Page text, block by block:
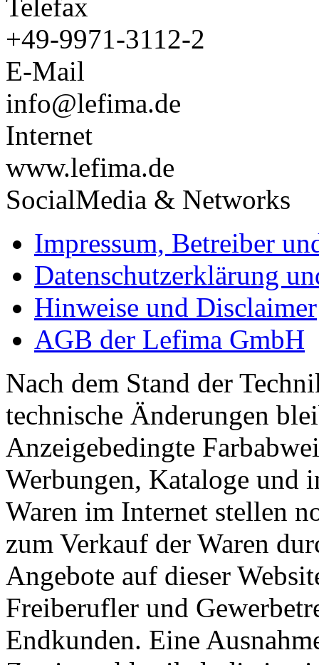
Telefax
+49-9971-3112-2
E-Mail
info@lefima.de
Internet
www.lefima.de
SocialMedia & Networks
Impressum, Betreiber
Datenschutzerklärung
Hinweise und Disclaimer
AGB der Lefima GmbH
Nach dem Stand der
technische Änderungen
Anzeigebedingte
Werbungen, Kataloge und
Waren im Internet stellen
zum Verkauf der Waren
Angebote auf dieser
Freiberufler und
Endkunden. Eine